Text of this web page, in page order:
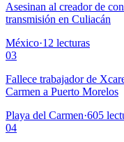
Asesinan al creador de
transmisión en Culiacán
México·12 lecturas
03
Fallece trabajador de
Carmen a Puerto Morelos
Playa del Carmen·605
04